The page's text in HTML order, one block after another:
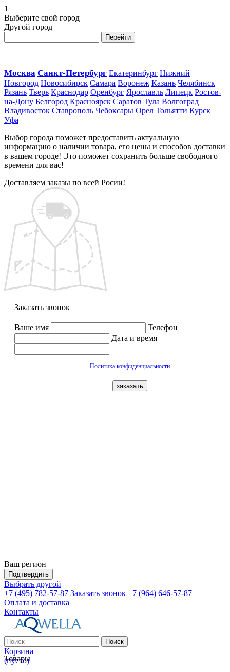
1
Выберите свой город
Другой город
Перейти
Москва Санкт-Петербург Екатеринбург Нижний
Новгород Новосибирск Самара Воронеж Казань Челябинск
Рязань Тверь Краснодар Оренбург Ярославль Липецк Ростов-
на-Дону Белгород Красноярск Саратов Тула Волгоград
Владивосток Ставрополь Чебоксары Орел Тольятти Курск
Уфа
Выбор города поможет предоставить актуальную
информацию о наличии товара, его цены и способов доставки
в вашем городе! Это поможет сохранить больше свободного
времени для вас!
Доставляем заказы по всей Росии!
Заказать звонок
Ваше имя
Телефон
Дата и время
Политика конфиденциальности
заказать
Ваш регион
Подтвердить
Выбрать другой
+7 (495) 782-57-87 Заказать звонок +7 (964) 646-57-87
Оплата и доставка
Контакты
Поиск
Корзина
(пусто)
Товары